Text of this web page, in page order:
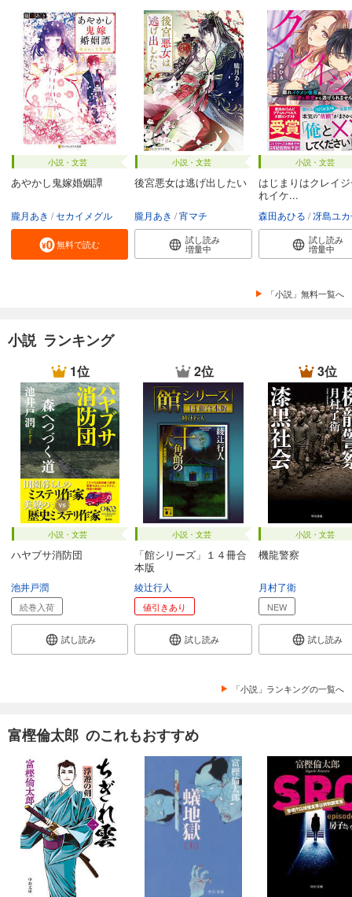
小説・文芸
あやかし鬼嫁婚姻譚
朧月あき セカイメグル
無料で読む
小説・文芸
後宮悪女は逃げ出したい
朧月あき 宵マチ
試し読み
増量中
小説・文芸
はじまりはクレイ
れイケ...
森田あひる 冴島ユ
試し読み
増量中
「小説」無料一覧へ
小説 ランキング
1位
小説・文芸
ハヤブサ消防団
池井戸潤
続巻入荷
試し読み
2位
小説・文芸
「館シリーズ」１４冊合
本版
綾辻行人
値引きあり
試し読み
3位
小説・文芸
機龍警察
月村了衛
NEW
試し読み
「小説」ランキングの一覧へ
富樫倫太郎 のこれもおすすめ